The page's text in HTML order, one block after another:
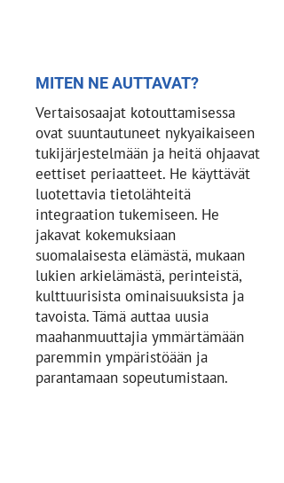
MITEN NE AUTTAVAT?
Vertaisosaajat kotouttamisessa
ovat suuntautuneet nykyaikaiseen
tukijärjestelmään ja heitä ohjaavat
eettiset periaatteet. He käyttävät
luotettavia tietolähteitä
integraation tukemiseen. He
jakavat kokemuksiaan
suomalaisesta elämästä, mukaan
lukien arkielämästä, perinteistä,
kulttuurisista ominaisuuksista ja
tavoista. Tämä auttaa uusia
maahanmuuttajia ymmärtämään
paremmin ympäristöään ja
parantamaan sopeutumistaan.